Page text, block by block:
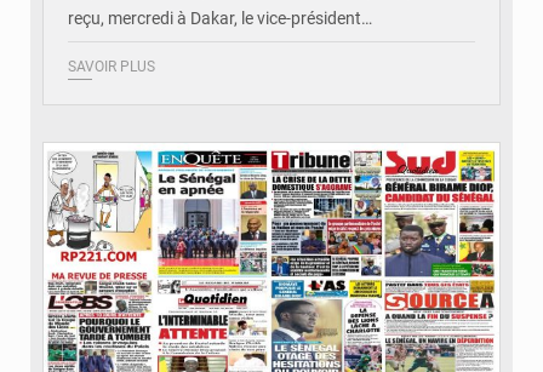
reçu, mercredi à Dakar, le vice-président…
SAVOIR PLUS